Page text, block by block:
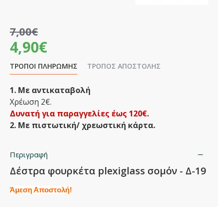
4,90€
7,00€
ΤΡΌΠΟΙ ΠΛΗΡΩΜΉΣ ΤΡΌΠΟΣ ΑΠΟΣΤΟΛΉΣ
1. Με αντικαταβολή
Χρέωση 2€.
Δυνατή για παραγγελίες έως 120€.
2. Με πιστωτική/ χρεωστική κάρτα.
Περιγραφή
Δέστρα φουρκέτα plexiglass σομόν - Δ-19
Άμεση Αποστολή!